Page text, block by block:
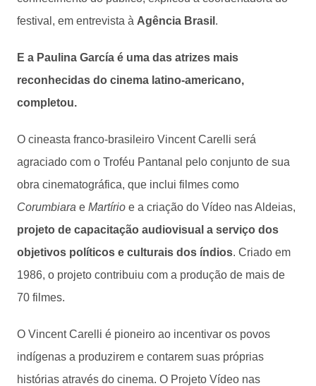
festival, em entrevista à Agência Brasil .
E a Paulina García é uma das atrizes mais
reconhecidas do cinema latino-americano,
completou.
O cineasta franco-brasileiro Vincent Carelli será
agraciado com o Troféu Pantanal pelo conjunto de sua
obra cinematográfica, que inclui filmes como
Corumbiara e Martírio e a criação do Vídeo nas Aldeias,
projeto de capacitação audiovisual a serviço dos
objetivos políticos e culturais dos índios. Criado em
1986, o projeto contribuiu com a produção de mais de
70 filmes.
O Vincent Carelli é pioneiro ao incentivar os povos
indígenas a produzirem e contarem suas próprias
histórias através do cinema. O Projeto Vídeo nas